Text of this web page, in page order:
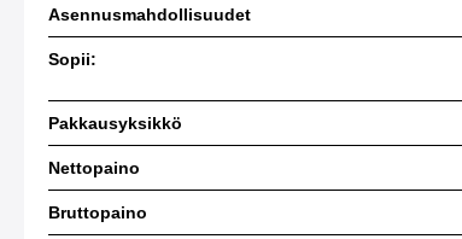
Asennusmahdollisuudet
Sopii:
Pakkausyksikkö
Nettopaino
Bruttopaino